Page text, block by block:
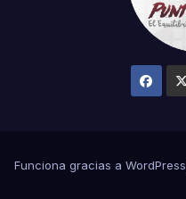
Funciona gracias a WordPress